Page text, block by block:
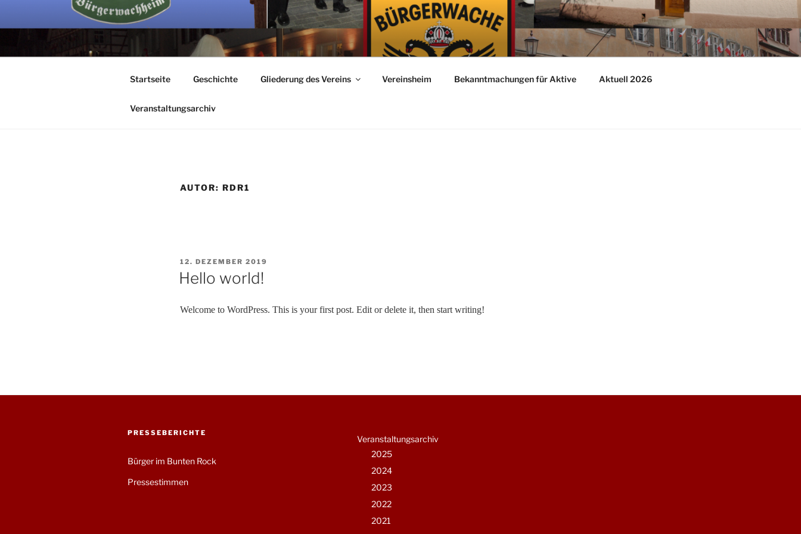
BÜRGERWACHE MENGEN
Startseite Geschichte Gliederung des Vereins Vereinsheim Bekanntmachungen für Aktive Aktuell 2026
Veranstaltungsarchiv
AUTOR: RDR1
VERÖFFENTLICHT
AM
12. DEZEMBER 2019
Hello world!
Welcome to WordPress. This is your first post. Edit or delete it, then start writing!
PRESSEBERICHTE
Bürger im Bunten Rock
Pressestimmen
Veranstaltungsarchiv
2025
2024
2023
2022
2021